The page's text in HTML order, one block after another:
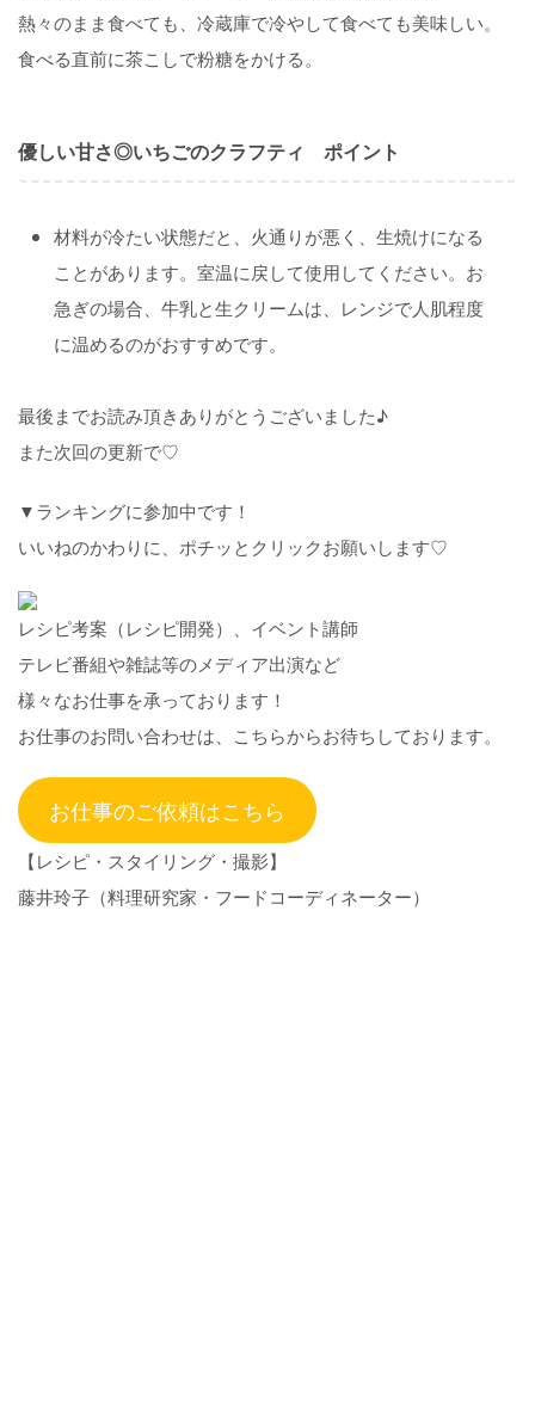
熱々のまま食べても、冷蔵庫で冷やして食べても美味しい。
食べる直前に茶こしで粉糖をかける。
優しい甘さ◎いちごのクラフティ ポイント
材料が冷たい状態だと、火通りが悪く、生焼けになる
ことがあります。室温に戻して使用してください。お
急ぎの場合、牛乳と生クリームは、レンジで人肌程度
に温めるのがおすすめです。
最後までお読み頂きありがとうございました♪
また次回の更新で♡
▼ランキングに参加中です！
いいねのかわりに、ポチッとクリックお願いします♡
レシピ考案（レシピ開発）、イベント講師
テレビ番組や雑誌等のメディア出演など
様々なお仕事を承っております！
お仕事のお問い合わせは、こちらからお待ちしております。
お仕事のご依頼はこちら
【レシピ・スタイリング・撮影】
藤井玲子（料理研究家・フードコーディネーター）